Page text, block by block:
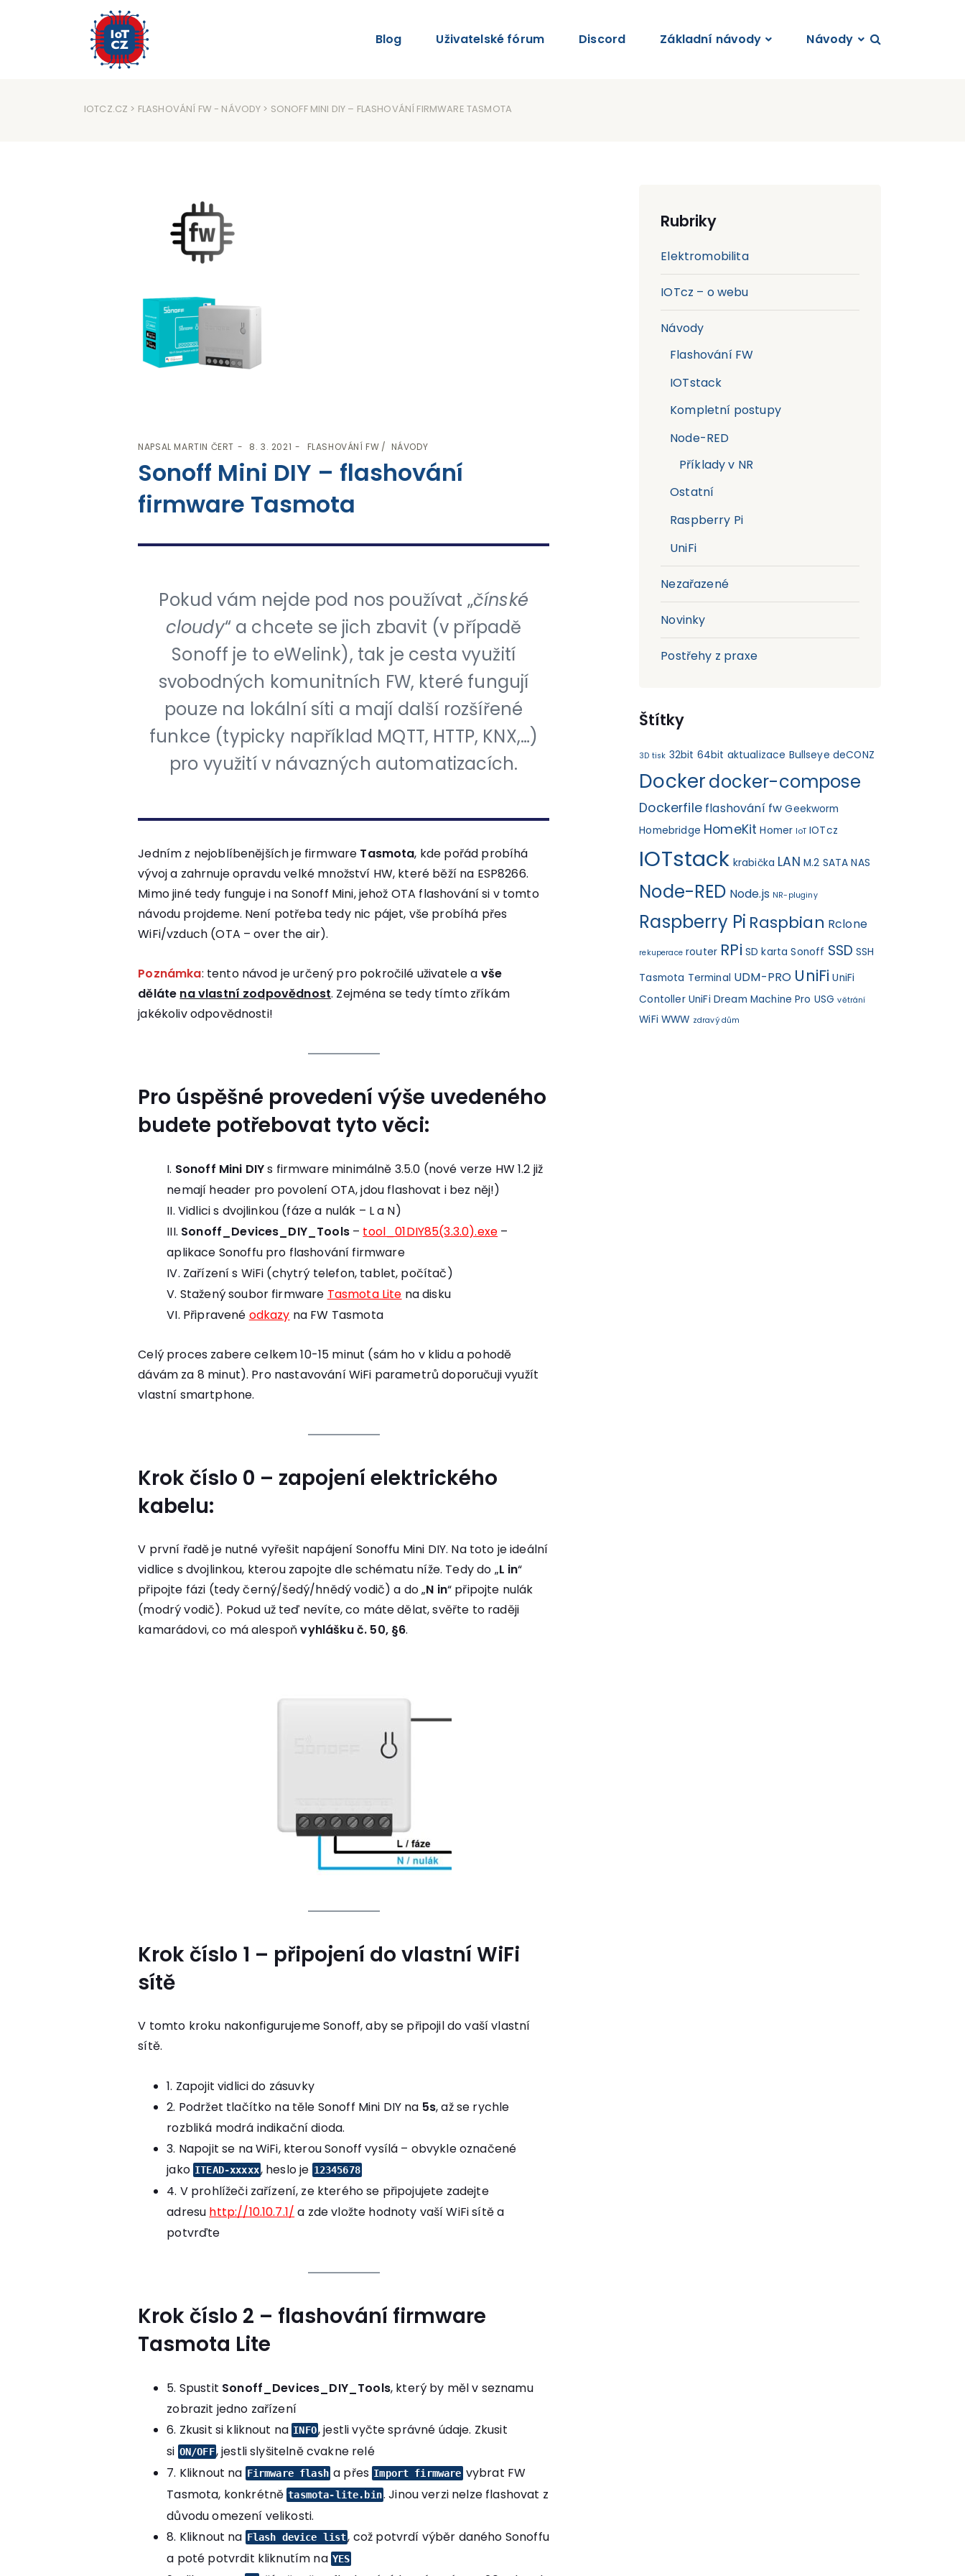
Blog Uživatelské fórum Discord Základní návody Návody
IOTCZ.CZ > FLASHOVÁNÍ FW - NÁVODY > SONOFF MINI DIY – FLASHOVÁNÍ FIRMWARE TASMOTA
NAPSALMARTIN ČERT 8. 3. 2021 FLASHOVÁNÍ FW NÁVODY
Sonoff Mini DIY – flashování
firmware Tasmota
Pokud vám nejde pod nos používat „čínské
cloudy“ a chcete se jich zbavit (v případě
Sonoff je to eWelink), tak je cesta využití
svobodných komunitních FW, které fungují
pouze na lokální síti a mají další rozšířené
funkce (typicky například MQTT, HTTP, KNX,…)
pro využití v návazných automatizacích.
Jedním z nejoblíbenějších je firmware Tasmota, kde pořád probíhá
vývoj a zahrnuje opravdu velké množství HW, které běží na ESP8266.
Mimo jiné tedy funguje i na Sonoff Mini, jehož OTA flashování si v tomto
návodu projdeme. Není potřeba tedy nic pájet, vše probíhá přes
WiFi/vzduch (OTA – over the air).
Poznámka: tento návod je určený pro pokročilé uživatele a vše
děláte na vlastní zodpovědnost. Zejména se tedy tímto zříkám
jakékoliv odpovědnosti!
Pro úspěšné provedení výše uvedeného
budete potřebovat tyto věci:
Sonoff Mini DIYs firmware minimálně 3.5.0 (nové verze HW 1.2 již
nemají header pro povolení OTA, jdou flashovat i bez něj!)
Vidlici s dvojlinkou (fáze a nulák – L a N)
Sonoff_Devices_DIY_Tools– tool_01DIY85(3.3.0).exe –
aplikace Sonoffu pro flashování firmware
Zařízení s WiFi (chytrý telefon, tablet, počítač)
Stažený soubor firmware Tasmota Lite na disku
Připravené odkazy na FW Tasmota
Celý proces zabere celkem 10-15 minut (sám ho v klidu a pohodě
dávám za 8 minut). Pro nastavování WiFi parametrů doporučuji využít
vlastní smartphone.
Krok číslo 0 – zapojení elektrického
kabelu:
V první řadě je nutné vyřešit napájení Sonoffu Mini DIY. Na toto je ideální
vidlice s dvojlinkou, kterou zapojte dle schématu níže. Tedy do „L in“
připojte fázi (tedy černý/šedý/hnědý vodič) a do „N in“ připojte nulák
(modrý vodič). Pokud už teď nevíte, co máte dělat, svěřte to raději
kamarádovi, co má alespoňvyhlášku č. 50, §6.
Krok číslo 1 – připojení do vlastní WiFi
sítě
V tomto kroku nakonfigurujeme Sonoff, aby se připojil do vaší vlastní
sítě.
1. Zapojit vidlici do zásuvky
2. Podržet tlačítko na těle Sonoff Mini DIY na 5s, až se rychle
rozbliká modrá indikační dioda.
3. Napojit se na WiFi, kterou Sonoff vysílá – obvykle označené
jakoITEAD-xxxxx, heslo je 12345678
4. V prohlížeči zařízení, ze kterého se připojujete zadejte
adresu http://10.10.7.1/ a zde vložte hodnoty vaší WiFi sítě a
potvrďte
Krok číslo 2 – flashování firmware
Tasmota Lite
5. Spustit Sonoff_Devices_DIY_Tools, který by měl v seznamu
zobrazit jedno zařízení
6. Zkusit si kliknout naINFO, jestli vyčte správné údaje. Zkusit
si ON/OFF, jestli slyšitelně cvakne relé
7. Kliknout na Firmware flasha přesImport firmwarevybrat FW
Tasmota, konkrétnětasmota-lite.bin. Jinou verzi nelze flashovat z
důvodu omezení velikosti.
8. Kliknout na Flash device list, což potvrdí výběr daného Sonoffu
a poté potvrdit kliknutím na YES
Rubriky
Elektromobilita
IOTcz – o webu
Návody
Flashování FW
IOTstack
Kompletní postupy
Node-RED
Příklady v NR
Ostatní
Raspberry Pi
UniFi
Nezařazené
Novinky
Postřehy z praxe
Štítky
3D tisk 32bit 64bit aktualizace Bullseye deCONZ
Dockerdocker-compose
Dockerfile flashování fw Geekworm
Homebridge HomeKit Homer IoT IOTcz
IOTstack krabička LAN M.2 SATA NAS
Node-RED Node.js NR-pluginy
Raspberry Pi Raspbian Rclone
rekuperace router RPi SD karta Sonoff SSD SSH
Tasmota Terminal UDM-PRO UniFi UniFi
Contoller UniFi Dream Machine Pro USG větrání
WiFi WWW zdravý dům